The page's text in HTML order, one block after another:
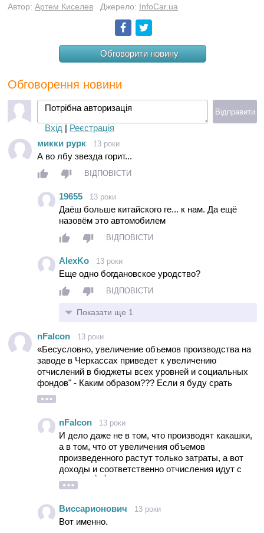
Автор: Артем Киселев Джерело: InfoCar.ua
Facebook
Обговорити новину
Обговорення новини
Потрібна авторизація
Вхід | Реєстрація
Відправити
микки рурк 13 роки
А во лбу звезда горит...
ВІДПОВІСТИ
19655 13 роки
Даёш больше китайского ге... к нам. Да ещё
назовём это автомобилем
ВІДПОВІСТИ
AlexKo 13 роки
Еще одно богдановское уродство?
ВІДПОВІСТИ
Показати ще 1
nFalcon 13 роки
«Бесусловно, увеличение объемов производства на
заводе в Черкассах приведет к увеличению
отчислений в бюджеты всех уровней и социальных
фондов" - Каким образом??? Если я буду срать
каждый день какашками в унитаз еще усерднее
денег от этого не прибавится - так каким образом у
них это получится на всех уровнях??
nFalcon 13 роки
И дело даже не в том, что производят какашки,
а в том, что от увеличения объемов
произведенного растут только затраты, а вот
доходы и соответственно отчисления идут с
продаж!
Виссарионович 13 роки
Вот именно.